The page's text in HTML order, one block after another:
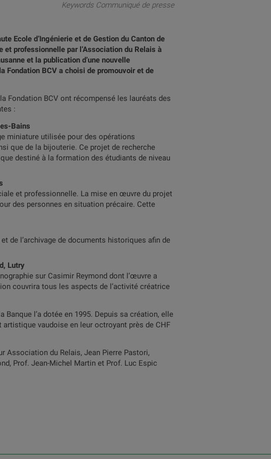
Keywords Communiqué de presse
Ecole d’Ingénierie et de Gestion du Canton de
et professionnelle par l’Association du Relais à
et la publication d’une nouvelle
BCV a choisi de promouvoir et de
Fondation BCV ont récompensé les lauréats des
:
Bains
miniature utilisée pour des opérations
que de la bijouterie. Ce projet de recherche
destiné à la formation des étudiants de niveau
et professionnelle. La mise en œuvre du projet
des personnes en situation précaire. Cette
de l’archivage de documents historiques afin de
Lutry
sur Casimir Reymond dont l’œuvre a
couvrira tous les aspects de l’activité créatrice
l’a dotée en 1995. Depuis sa création, elle
vaudoise en leur octroyant près de CHF
Association du Relais, Jean Pierre Pastori,
Prof. Jean-Michel Martin et Prof. Luc Espic